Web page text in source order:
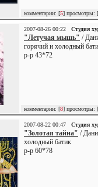
комментарии: [5] просмотры: [
2007-08-26 00:22 Студия
"Летучая мышь" /
горячий и холодный
р-р 43*72
комментарии: [8] просмотры: [
2007-08-22 00:47 Студия
"Золотая тайна" /
холодный батик
р-р 60*78